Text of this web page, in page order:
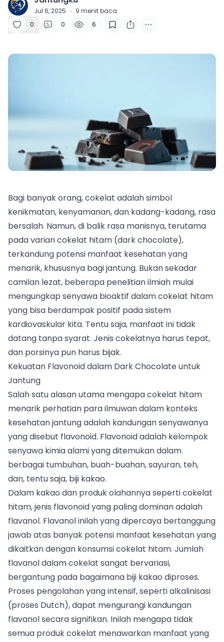
J Jul 6, 2025 · 9 menit baca
0
0 6
Bagi banyak orang, cokelat adalah simbol
kenikmatan, kenyamanan, dan kadang-kadang, rasa
bersalah. Namun, di balik rasa manisnya, terutama
pada varian cokelat hitam (dark chocolate),
terkandung potensi manfaat kesehatan yang
menarik, khususnya bagi jantung. Bukan sekadar
camilan lezat, beberapa penelitian ilmiah mulai
mengungkap senyawa bioaktif dalam cokelat hitam
yang bisa berdampak positif pada sistem
kardiovaskular kita. Tentu saja, manfaat ini tidak
datang tanpa syarat. Jenis cokelatnya harus tepat,
dan porsinya pun harus bijak.
Kekuatan Flavonoid dalam Dark Chocolate untuk
Jantung
Salah satu alasan utama mengapa cokelat hitam
menarik perhatian para ilmuwan dalam konteks
kesehatan jantung adalah kandungan senyawanya
yang disebut flavonoid. Flavonoid adalah kelompok
senyawa kimia alami yang ditemukan dalam
berbagai tumbuhan, buah-buahan, sayuran, teh,
dan, tentu saja, biji kakao.
Dalam kakao dan produk olahannya seperti cokelat
hitam, jenis flavonoid yang paling dominan adalah
flavanol. Flavanol inilah yang dipercaya bertanggung
jawab atas banyak potensi manfaat kesehatan yang
dikaitkan dengan konsumsi cokelat hitam. Jumlah
flavanol dalam cokelat sangat bervariasi,
bergantung pada bagaimana biji kakao diproses.
Proses pengolahan yang intensif, seperti alkalinisasi
(proses Dutch), dapat mengurangi kandungan
flavanol secara signifikan. Inilah mengapa tidak
semua produk cokelat menawarkan manfaat yang